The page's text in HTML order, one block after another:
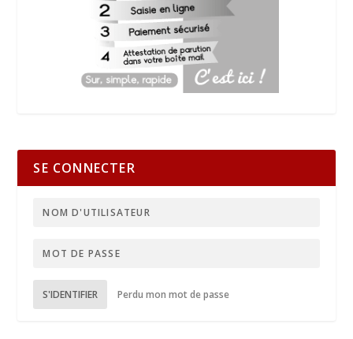
SE CONNECTER
S'IDENTIFIER Perdu mon mot de passe